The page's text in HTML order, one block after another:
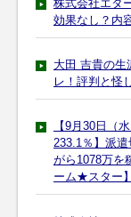
株式会社エタ
効果なし？内
大田 吉貴の生
レ！評判と怪
【9月30日（
233.1％】派
がら1078万を
ーム★スター